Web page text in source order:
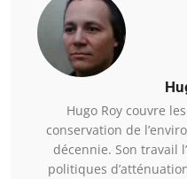
Hugo Roy couvre
conservation de
décennie. Son travail
politiques